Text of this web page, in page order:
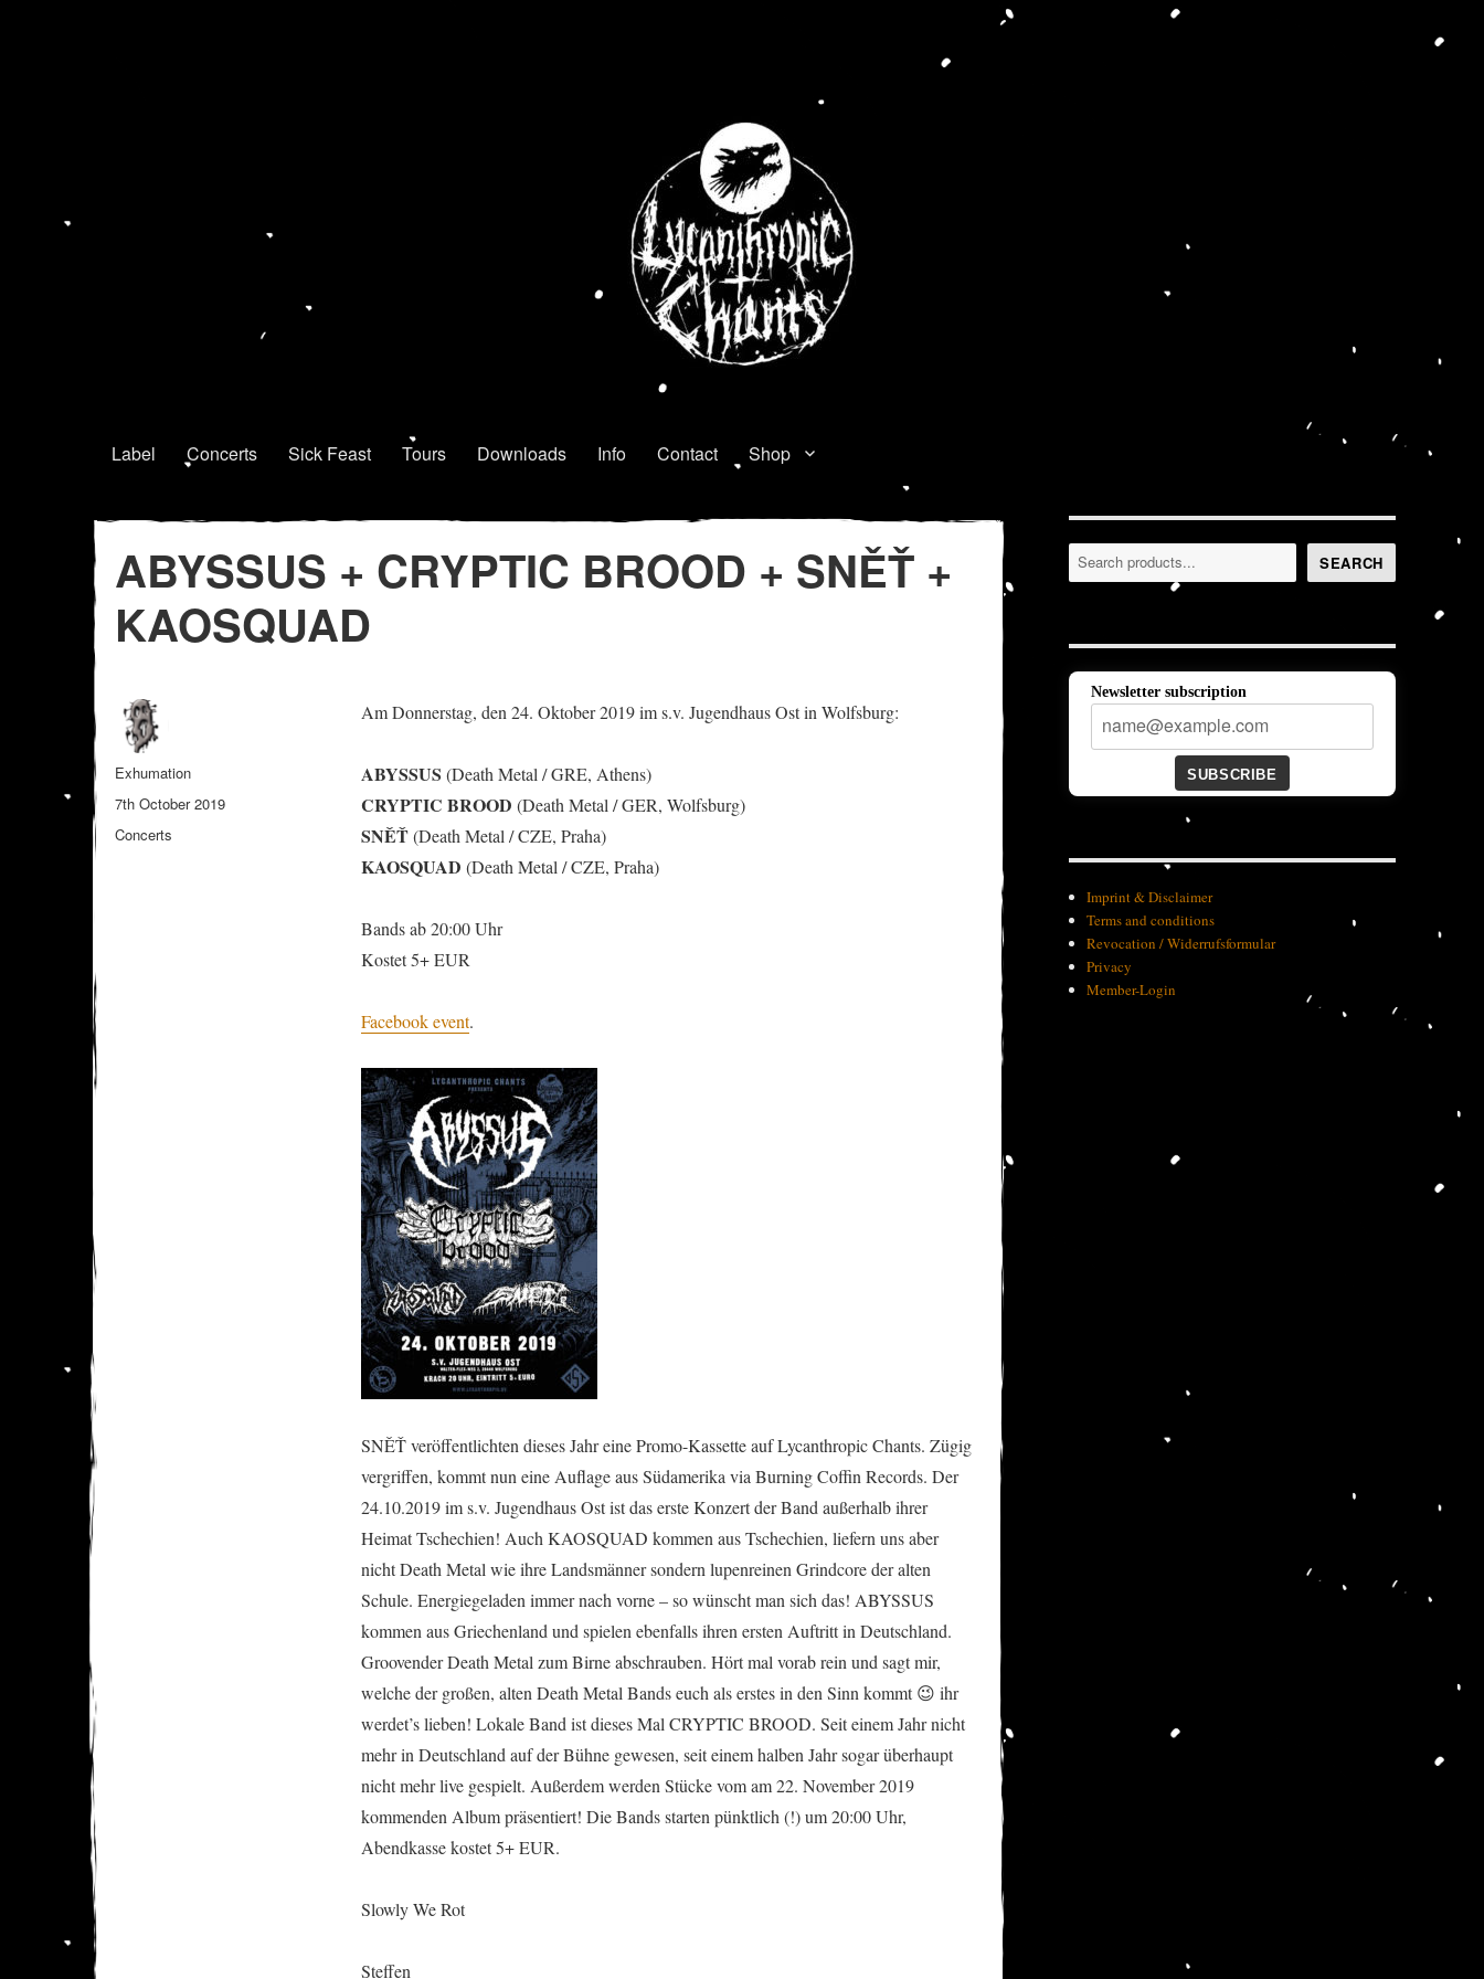
Label Concerts Sick Feast Tours Downloads Info Contact Shop
ABYSSUS + CRYPTIC BROOD + SNĚŤ +
KAOSQUAD
Am Donnerstag, den 24. Oktober 2019 im s.v. Jugendhaus Ost in Wolfsburg:
ABYSSUS (Death Metal / GRE, Athens)
CRYPTIC BROOD (Death Metal / GER, Wolfsburg)
SNĚŤ(Death Metal / CZE, Praha)
KAOSQUAD (Death Metal / CZE, Praha)
Bands ab 20:00 Uhr
Kostet 5+ EUR
Facebook event.
SNĚŤ veröffentlichten dieses Jahr eine Promo-Kassette auf Lycanthropic Chants. Zügig
vergriffen, kommt nun eine Auflage aus Südamerika via Burning Coffin Records. Der
24.10.2019 im s.v. Jugendhaus Ost ist das erste Konzert der Band außerhalb ihrer
Heimat Tschechien! Auch KAOSQUAD kommen aus Tschechien, liefern uns aber
nicht Death Metal wie ihre Landsmänner sondern lupenreinen Grindcore der alten
Schule. Energiegeladen immer nach vorne – so wünscht man sich das! ABYSSUS
kommen aus Griechenland und spielen ebenfalls ihren ersten Auftritt in Deutschland.
Groovender Death Metal zum Birne abschrauben. Hört mal vorab rein und sagt mir,
welche der großen, alten Death Metal Bands euch als erstes in den Sinn kommt 😉 ihr
werdet’s lieben! Lokale Band ist dieses Mal CRYPTIC BROOD. Seit einem Jahr nicht
mehr in Deutschland auf der Bühne gewesen, seit einem halben Jahr sogar überhaupt
nicht mehr live gespielt. Außerdem werden Stücke vom am 22. November 2019
kommenden Album präsentiert! Die Bands starten pünktlich (!) um 20:00 Uhr,
Abendkasse kostet 5+ EUR.
Slowly We Rot
Steffen
Author
Exhumation
Posted
on
7th October 2019
Categories
Concerts
Search SEARCH
Newsletter subscription
SUBSCRIBE
Imprint & Disclaimer
Terms and conditions
Revocation / Widerrufsformular
Privacy
Member-Login